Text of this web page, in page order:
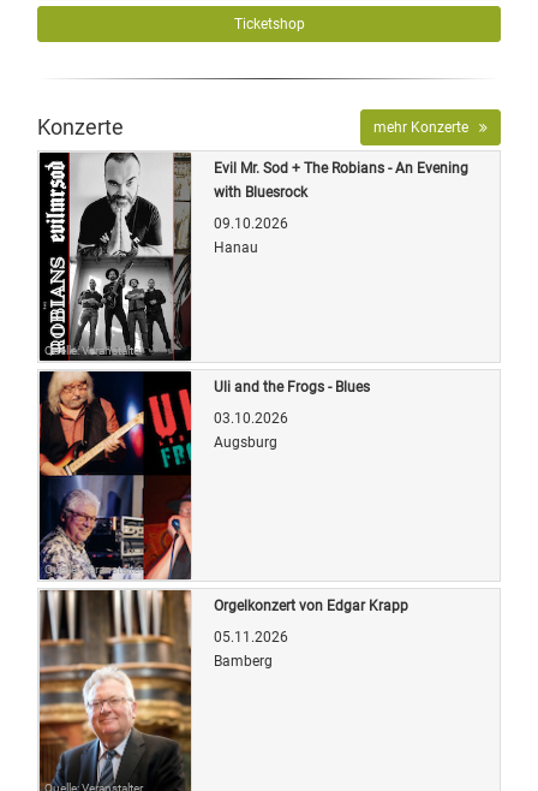
Ticketshop
Konzerte mehr Konzerte
Quelle: Veranstalter
Evil Mr. Sod + The Robians - An Evening
with Bluesrock
09.10.2026
Hanau
Quelle: Veranstalter
Uli and the Frogs - Blues
03.10.2026
Augsburg
Quelle: Veranstalter
Orgelkonzert von Edgar Krapp
05.11.2026
Bamberg